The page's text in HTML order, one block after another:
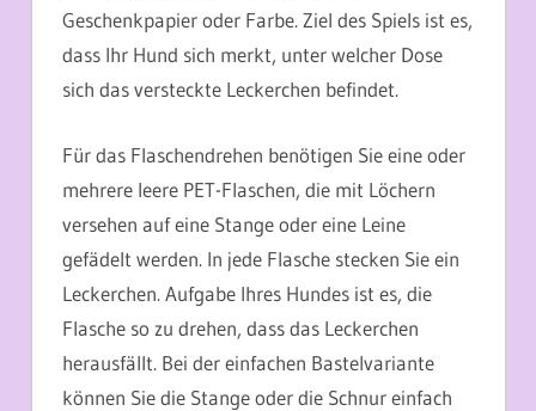
Geschenkpapier oder Farbe. Ziel des Spiels ist es,
dass Ihr Hund sich merkt, unter welcher Dose
sich das versteckte Leckerchen befindet.
Für das Flaschendrehen benötigen Sie eine oder
mehrere leere PET-Flaschen, die mit Löchern
versehen auf eine Stange oder eine Leine
gefädelt werden. In jede Flasche stecken Sie ein
Leckerchen. Aufgabe Ihres Hundes ist es, die
Flasche so zu drehen, dass das Leckerchen
herausfällt. Bei der einfachen Bastelvariante
können Sie die Stange oder die Schnur einfach